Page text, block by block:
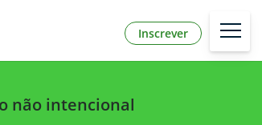
Inscrever
não intencional